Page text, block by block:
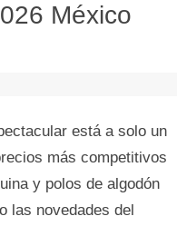
México
está a solo un
más competitivos
y polos de algodón
las novedades del